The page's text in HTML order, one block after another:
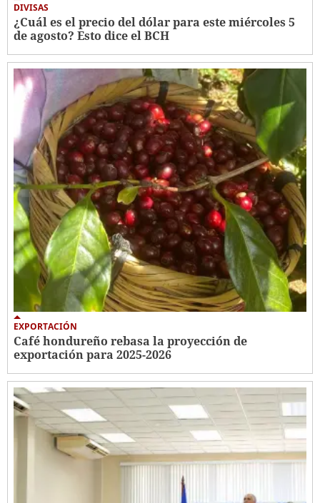
DIVISAS
¿Cuál es el precio del dólar para este miércoles 5
de agosto? Esto dice el BCH
EXPORTACIÓN
Café hondureño rebasa la proyección de
exportación para 2025-2026